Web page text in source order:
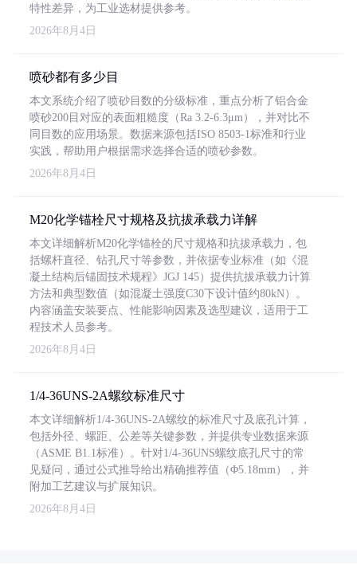
特性差异，为工业选材提供参考。
2026年8月4日
喷砂都有多少目
本文系统介绍了喷砂目数的分级标准，重点分析了铝合金
喷砂200目对应的表面粗糙度（Ra 3.2-6.3μm），并对比不
同目数的应用场景。数据来源包括ISO 8503-1标准和行业
实践，帮助用户根据需求选择合适的喷砂参数。
2026年8月4日
M20化学锚栓尺寸规格及抗拔承载力详解
本文详细解析M20化学锚栓的尺寸规格和抗拔承载力，包
括螺杆直径、钻孔尺寸等参数，并依据专业标准（如《混
凝土结构后锚固技术规程》JGJ 145）提供抗拔承载力计算
方法和典型数值（如混凝土强度C30下设计值约80kN）。
内容涵盖安装要点、性能影响因素及选型建议，适用于工
程技术人员参考。
2026年8月4日
1/4-36UNS-2A螺纹标准尺寸
本文详细解析1/4-36UNS-2A螺纹的标准尺寸及底孔计算，
包括外径、螺距、公差等关键参数，并提供专业数据来源
（ASME B1.1标准）。针对1/4-36UNS螺纹底孔尺寸的常
见疑问，通过公式推导给出精确推荐值（Φ5.18mm），并
附加工艺建议与扩展知识。
2026年8月4日